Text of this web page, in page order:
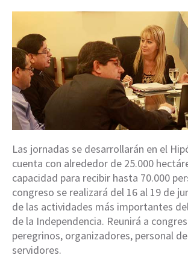
Las jornadas se desarrollarán en el
cuenta con alrededor de 25.000
capacidad para recibir hasta 70.000
congreso se realizará del 16 al 19 de
de las actividades más importantes
de la Independencia. Reunirá a
peregrinos, organizadores, personal
servidores.